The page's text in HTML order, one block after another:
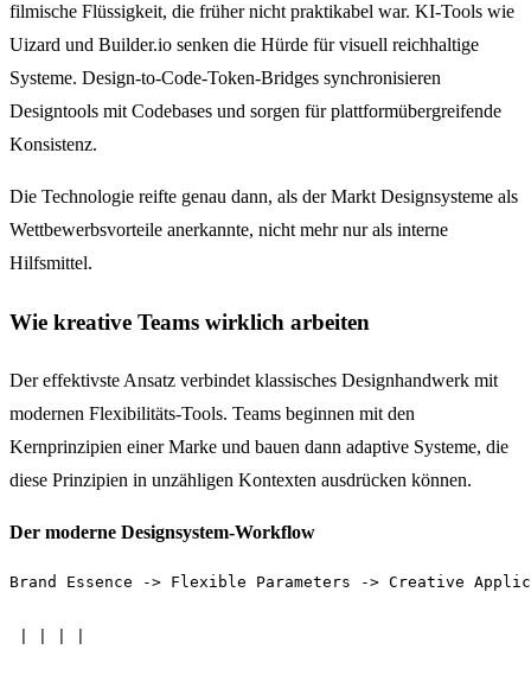
filmische Flüssigkeit, die früher nicht praktikabel war. KI-Tools wie
Uizard und Builder.io senken die Hürde für visuell reichhaltige
Systeme. Design-to-Code-Token-Bridges synchronisieren
Designtools mit Codebases und sorgen für plattformübergreifende
Konsistenz.
Die Technologie reifte genau dann, als der Markt Designsysteme als
Wettbewerbsvorteile anerkannte, nicht mehr nur als interne
Hilfsmittel.
Wie kreative Teams wirklich arbeiten
Der effektivste Ansatz verbindet klassisches Designhandwerk mit
modernen Flexibilitäts-Tools. Teams beginnen mit den
Kernprinzipien einer Marke und bauen dann adaptive Systeme, die
diese Prinzipien in unzähligen Kontexten ausdrücken können.
Der moderne Designsystem-Workflow
Brand Essence -> Flexible Parameters -> Creative